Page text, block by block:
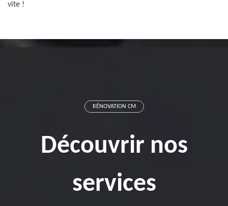
vite !
RÉNOVATION CM
Découvrir nos
services